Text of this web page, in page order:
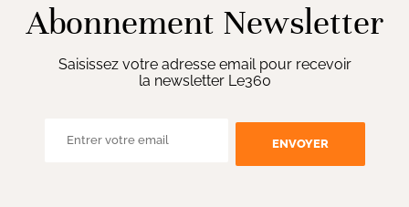
Abonnement Newsletter
Saisissez votre adresse email pour recevoir
la newsletter Le360
ENVOYER